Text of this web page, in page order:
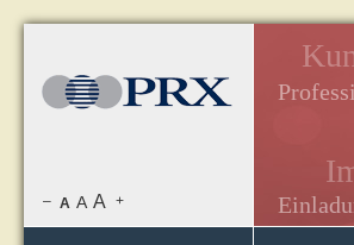
– A A A +